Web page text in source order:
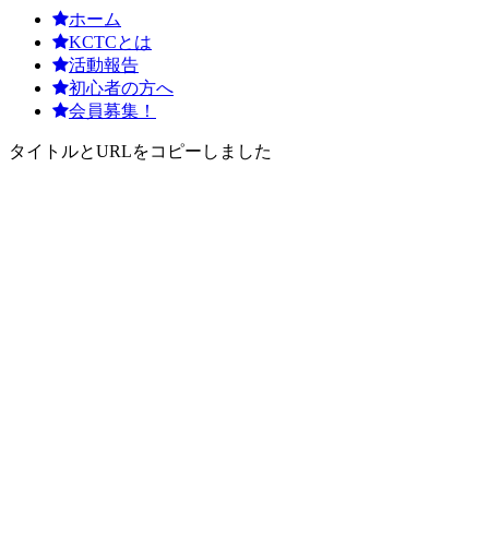
ホーム
KCTCとは
活動報告
初心者の方へ
会員募集！
タイトルとURLをコピーしました